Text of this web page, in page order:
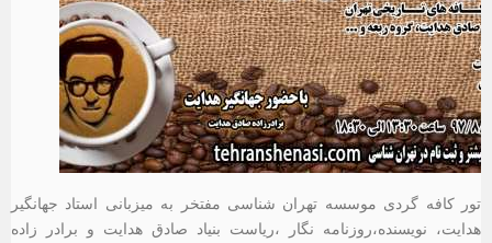
تور کافه گردی موسسه تهران شناسی مفتخر به میزبانی استاد جهانگیر
هدایت، نویسنده،روزنامه نگار ،ریاست بنیاد صادق هدایت و برادر زاده